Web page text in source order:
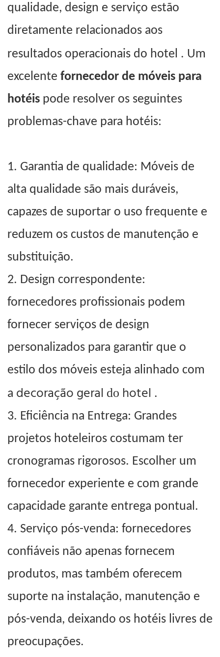
qualidade, design e serviço estão
diretamente relacionados aos
resultados operacionais do hotel . Um
excelente fornecedor de móveis para
hotéis pode resolver os seguintes
problemas-chave para hotéis:
1. Garantia de qualidade: Móveis de
alta qualidade são mais duráveis,
capazes de suportar o uso frequente e
reduzem os custos de manutenção e
substituição.
2. Design correspondente:
fornecedores profissionais podem
fornecer serviços de design
personalizados para garantir que o
estilo dos móveis esteja alinhado com
a decoração geral do hotel .
3. Eficiência na Entrega: Grandes
projetos hoteleiros costumam ter
cronogramas rigorosos. Escolher um
fornecedor experiente e com grande
capacidade garante entrega pontual.
4. Serviço pós-venda: fornecedores
confiáveis ​​não apenas fornecem
produtos, mas também oferecem
suporte na instalação, manutenção e
pós-venda, deixando os hotéis livres de
preocupações.